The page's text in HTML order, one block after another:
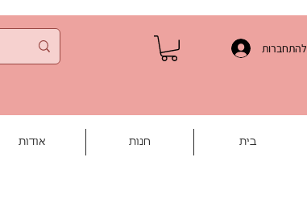
להתחברות
בית חנות אודות